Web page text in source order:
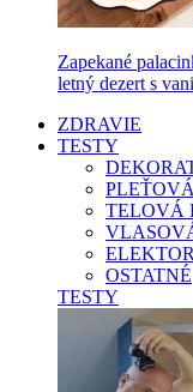
Zapekané
letný dezert s
ZDRAVIE
TESTY
TELOVÁ
OSTATNÉ
TESTY